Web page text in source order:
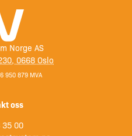
Norge AS
0668 Oslo
950 879 MVA
oss
35 00